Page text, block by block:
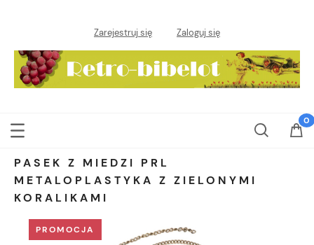
Zarejestruj się Zaloguj się
PASEK Z MIEDZI PRL
METALOPLASTYKA Z ZIELONYMI
KORALIKAMI
PROMOCJA